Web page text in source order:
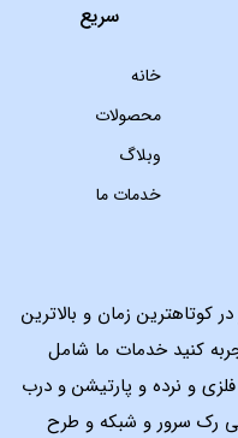
سریع
خانه
محصولات
وبلاگ
خدمات ما
کوتاهترین زمان و بالاترین
کنید خدمات ما شامل
و نرده و پارتیشن و درب
رک سرور و شبکه و طرح